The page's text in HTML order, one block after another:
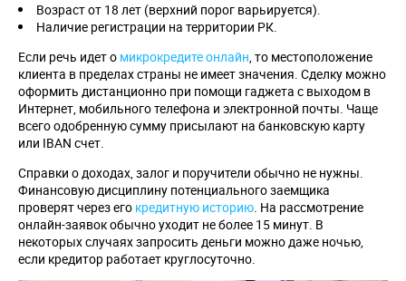
Возраст от 18 лет (верхний порог варьируется).
Наличие регистрации на территории РК.
Если речь идет о микрокредите онлайн , то местоположение
клиента в пределах страны не имеет значения. Сделку можно
оформить дистанционно при помощи гаджета с выходом в
Интернет, мобильного телефона и электронной почты. Чаще
всего одобренную сумму присылают на банковскую карту
или IBAN счет.
Справки о доходах, залог и поручители обычно не нужны.
Финансовую дисциплину потенциального заемщика
проверят через его кредитную историю . На рассмотрение
онлайн-заявок обычно уходит не более 15 минут. В
некоторых случаях запросить деньги можно даже ночью,
если кредитор работает круглосуточно.